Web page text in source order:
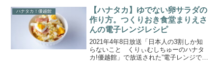
めには朝ごはんに注目！プロテイン飲料
などでたんぱく質...
ハナタカ！優越館
【ハナタカ】ゆでない卵サラダの
作り方。つくりおき食堂まりえさ
んの電子レンジレシピ
2021年4年8日放送「日本人の3割しか知
らないこと くりぃむしちゅーのハナタ
カ!優越館」で放送された”電子レンジで作